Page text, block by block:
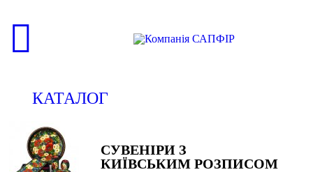
КАТАЛОГ
СУВЕНІРИ З
КИЇВСЬКИМ РОЗПИСОМ